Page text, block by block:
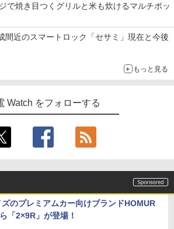
で焼き目つくグリルと米も炊けるマルチポッ
間近のスマートロック「セサミ」現在と今後
もっと見る
Watch をフォローする
ズのプレミアムカー向けブランドHOMUR
「2×9R」が登場！